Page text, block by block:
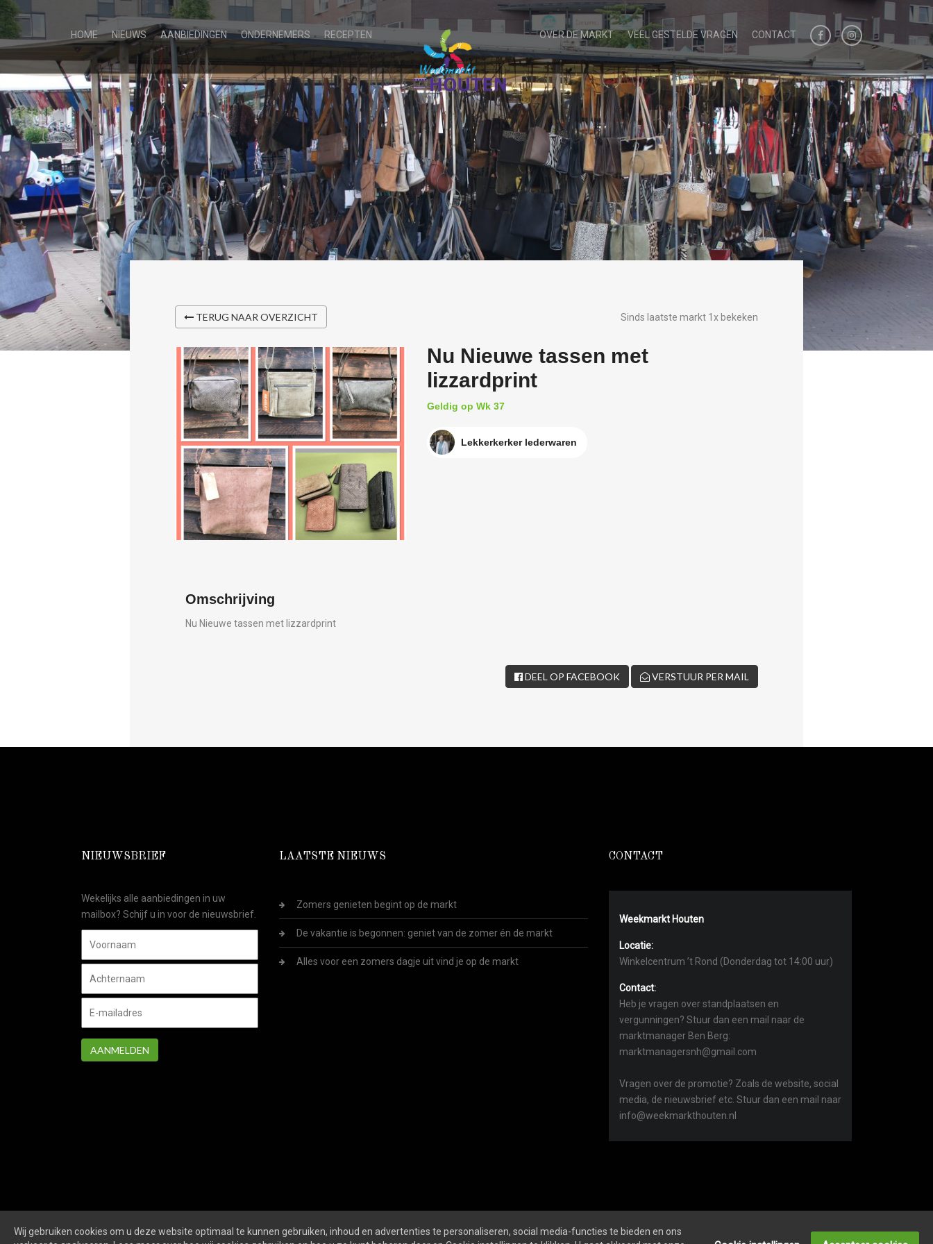
HOME NIEUWS AANBIEDINGEN ONDERNEMERS RECEPTEN OVER DE MARKT VEEL GESTELDE VRAGEN CONTACT
TERUG NAAR OVERZICHT Sinds laatste markt 1x bekeken
Nu Nieuwe tassen met
lizzardprint
Geldig op Wk 37
Lekkerkerker lederwaren
Omschrijving
Nu Nieuwe tassen met lizzardprint
DEEL OP FACEBOOK VERSTUUR PER MAIL
NIEUWSBRIEF
Wekelijks alle aanbiedingen in uw
mailbox? Schijf u in voor de nieuwsbrief.
AANMELDEN
LAATSTE NIEUWS
Zomers genieten begint op de markt
De vakantie is begonnen: geniet van de zomer én de markt
Alles voor een zomers dagje uit vind je op de markt
CONTACT
Weekmarkt Houten
Locatie:
Winkelcentrum ’t Rond (Donderdag tot 14:00 uur)
Contact:
Heb je vragen over standplaatsen en
vergunningen? Stuur dan een mail naar de
marktmanager Ben Berg:
marktmanagersnh@gmail.com
Vragen over de promotie? Zoals de website, social
media, de nieuwsbrief etc. Stuur dan een mail naar
info@weekmarkthouten.nl
Wij gebruiken cookies om u deze website optimaal te kunnen gebruiken, inhoud en advertenties te personaliseren, social media-functies te bieden en ons